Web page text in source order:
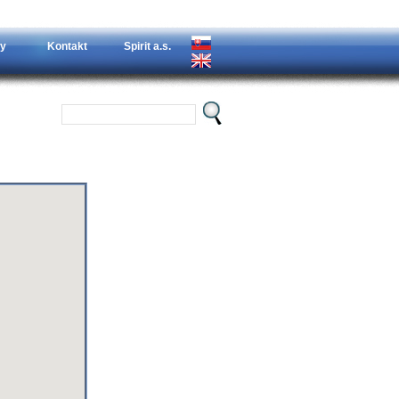
Kontakt Spirit a.s.